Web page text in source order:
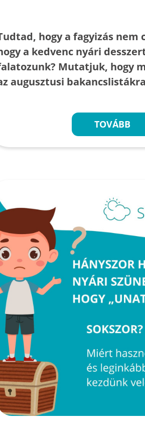
hogy a fagyizás nem
a kedvenc nyári
Mutatjuk, hogy
augusztusi
TOVÁBB